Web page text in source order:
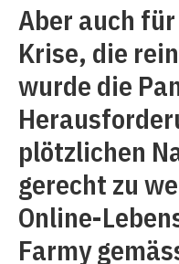
Aber auch
Krise, die
wurde die
plötzlichen
gerecht zu
Online-
Farmy